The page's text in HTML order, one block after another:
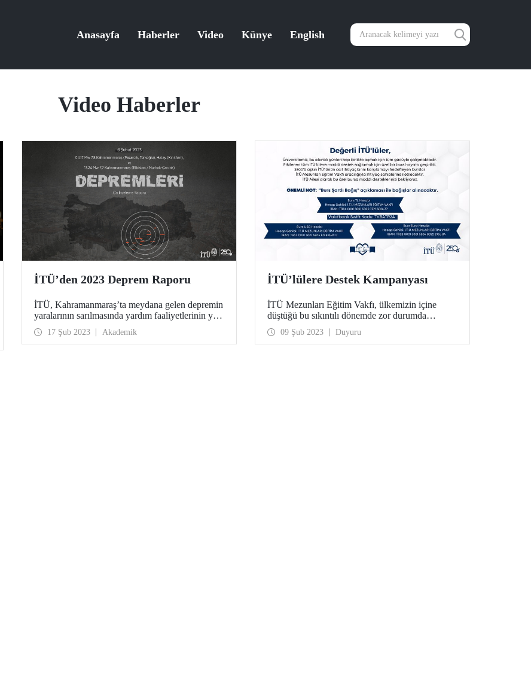
Anasayfa Haberler Video Künye English
Video Haberler
İTÜ’den 2023 Deprem Raporu
İTÜ, Kahramanmaraş’ta meydana gelen depremin
yaralarının sarılmasında yardım faaliyetlerinin yanı
sıra bilimsel ve teknik olarak da destek veriyor.
İTÜ akademisyenleri afetin hemen ardından
bölgeye giderek incelemelerde bulundular.
17 Şub 2023 Akademik
İTÜ’lülere Destek Kampanyası
İTÜ Mezunları Eğitim Vakfı, ülkemizin içine
düştüğü bu sıkıntılı dönemde zor durumda
bulunan İTÜ’lülere maddi destek sağlamak için
özel bir burs hayata geçirdi. İTÜ’lülerin acil
ihtiyaçlarını karşılamayı hedefleyen burs maddi
09 Şub 2023 Duyuru